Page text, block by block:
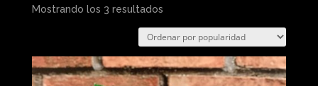
Mostrando los 3 resultadosOrdenado
popularidad